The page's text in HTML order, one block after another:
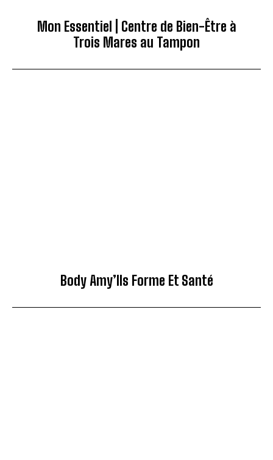
Mon Essentiel | Centre de Bien-Être à
Trois Mares au Tampon
Body Amy’lls Forme Et Santé